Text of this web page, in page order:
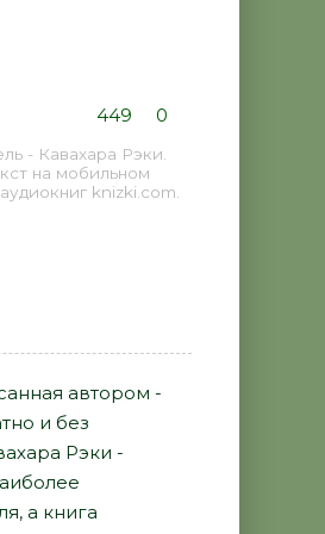
449 0
- Кавахара Рэки.
на мобильном
knizki.com.
автором -
и без
Рэки -
а книга